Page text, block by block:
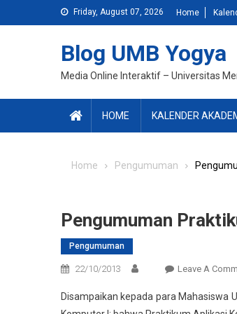
to
Friday, August 07, 2026 Home
Blog UMB Yogya
Media Online Interaktif – Universitas
HOME KALENDER
Home Pengumuman
Pengumuman
Pengumuman
22/10/2013 Leave A
Disampaikan kepada para Mahasiswa